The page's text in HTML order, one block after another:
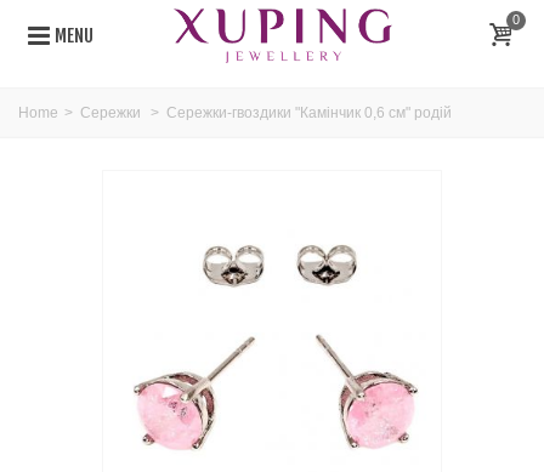
MENU
0
Home > Сережки > Сережки-гвоздики "Камінчик 0,6 см" родій